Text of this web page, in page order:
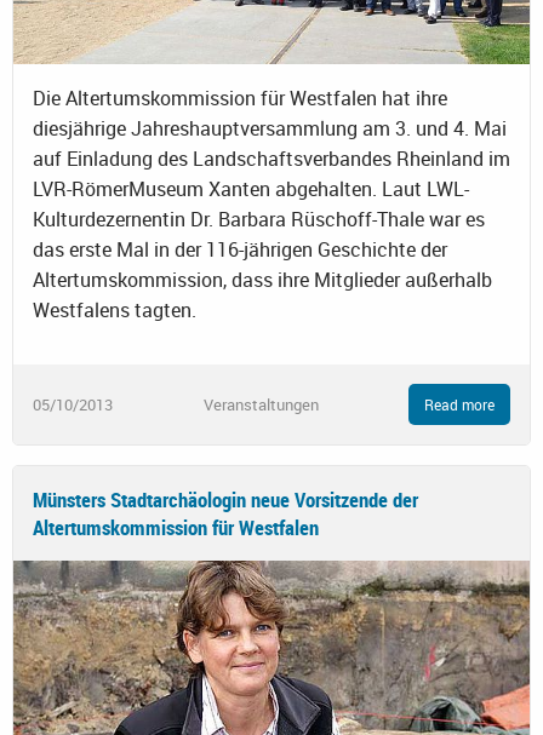
Die Altertumskommission für Westfalen hat ihre
diesjährige Jahreshauptversammlung am 3. und 4. Mai
auf Einladung des Landschaftsverbandes Rheinland im
LVR-RömerMuseum Xanten abgehalten. Laut LWL-
Kulturdezernentin Dr. Barbara Rüschoff-Thale war es
das erste Mal in der 116-jährigen Geschichte der
Altertumskommission, dass ihre Mitglieder außerhalb
Westfalens tagten.
05/10/2013 Veranstaltungen Read more
Münsters Stadtarchäologin neue Vorsitzende der
Altertumskommission für Westfalen